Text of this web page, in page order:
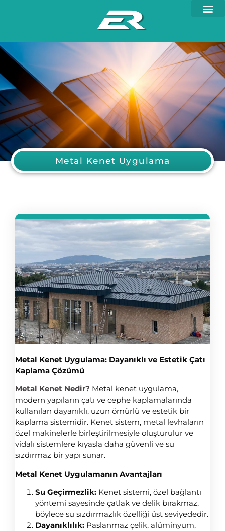
Metal Kenet Uygulama
Metal Kenet Uygulama: Dayanıklı ve Estetik Çatı
Kaplama Çözümü
Metal Kenet Nedir? Metal kenet uygulama,
modern yapıların çatı ve cephe kaplamalarında
kullanılan dayanıklı, uzun ömürlü ve estetik bir
kaplama sistemidir. Kenet sistem, metal levhaların
özel makinelerle birleştirilmesiyle oluşturulur ve
vidalı sistemlere kıyasla daha güvenli ve su
sızdırmaz bir yapı sunar.
Metal Kenet Uygulamanın Avantajları
Su Geçirmezlik: Kenet sistemi, özel bağlantı
yöntemi sayesinde çatlak ve delik bırakmaz,
böylece su sızdırmazlık özelliği üst seviyededir.
Dayanıklılık: Paslanmaz çelik, alüminyum,